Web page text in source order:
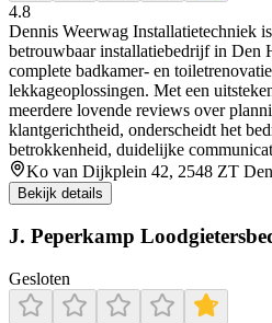
4.8
Dennis Weerwag Installatietechniek
betrouwbaar installatiebedrijf in Den
complete badkamer- en
lekkageoplossingen. Met een
meerdere lovende reviews over
klantgerichtheid, onderscheidt het
betrokkenheid, duidelijke
Ko van Dijkplein 42, 2548 ZT
Bekijk details
J. Peperkamp
Gesloten